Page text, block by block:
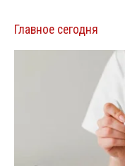
Главное сегодня